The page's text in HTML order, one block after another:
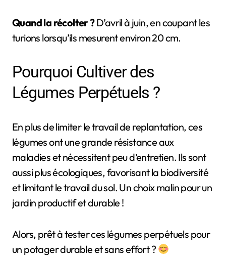
Quand la récolter ?D’avril à juin, en coupant les
turions lorsqu’ils mesurent environ 20 cm.
Pourquoi Cultiver des
Légumes Perpétuels ?
En plus de limiter le travail de replantation, ces
légumes ont une grande résistance aux
maladies et nécessitent peu d’entretien. Ils sont
aussi plus écologiques, favorisant la biodiversité
et limitant le travail du sol. Un choix malin pour un
jardin productif et durable !
Alors, prêt à tester ces légumes perpétuels pour
un potager durable et sans effort ?